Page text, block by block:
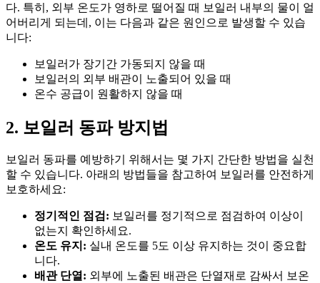
다. 특히, 외부 온도가 영하로 떨어질 때 보일러 내부의 물이 얼
어버리게 되는데, 이는 다음과 같은 원인으로 발생할 수 있습
니다:
보일러가 장기간 가동되지 않을 때
보일러의 외부 배관이 노출되어 있을 때
온수 공급이 원활하지 않을 때
2. 보일러 동파 방지법
보일러 동파를 예방하기 위해서는 몇 가지 간단한 방법을 실천
할 수 있습니다. 아래의 방법들을 참고하여 보일러를 안전하게
보호하세요:
정기적인 점검: 보일러를 정기적으로 점검하여 이상이
없는지 확인하세요.
온도 유지: 실내 온도를 5도 이상 유지하는 것이 중요합
니다.
배관 단열: 외부에 노출된 배관은 단열재로 감싸서 보온